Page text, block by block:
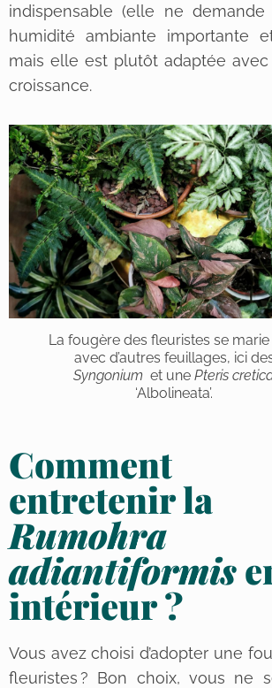
indispensable (elle ne
humidité ambiante importante
mais elle est plutôt adaptée
croissance.
La fougère des fleuristes se marie
avec d’autres feuillages, ici
Syngonium et unePteris
‘Albolineata’.
Comment
entretenir la
Rumohra
adiantiformis
intérieur ?
Vous avez choisi d’adopter une
fleuristes ? Bon choix, vous ne